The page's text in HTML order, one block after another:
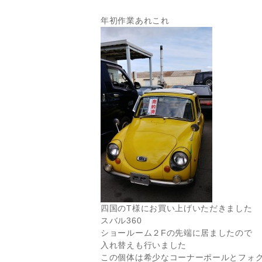
年初作業あれこれ
四国のT様にお買い上げいただきました
スバル360
ショールーム２Fの先端に居ましたので
入れ替えも行いました
この個体は希少なコーナーポールとフォ